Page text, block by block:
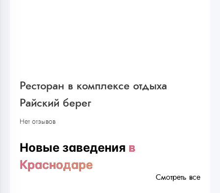
Ресторан в комплексе отдыха
Райский берег
Нет отзывов
Новые заведения в
Краснодаре
Смотреть все